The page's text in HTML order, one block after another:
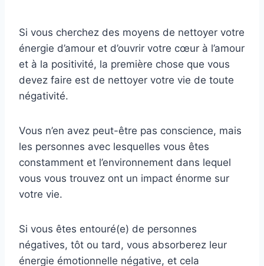
Si vous cherchez des moyens de nettoyer votre
énergie d’amour et d’ouvrir votre cœur à l’amour
et à la positivité, la première chose que vous
devez faire est de nettoyer votre vie de toute
négativité.
Vous n’en avez peut-être pas conscience, mais
les personnes avec lesquelles vous êtes
constamment et l’environnement dans lequel
vous vous trouvez ont un impact énorme sur
votre vie.
Si vous êtes entouré(e) de personnes
négatives, tôt ou tard, vous absorberez leur
énergie émotionnelle négative, et cela